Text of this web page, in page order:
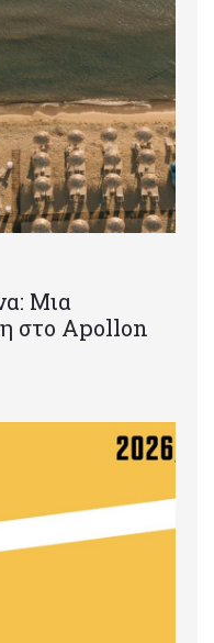
Μια
στο Apollon